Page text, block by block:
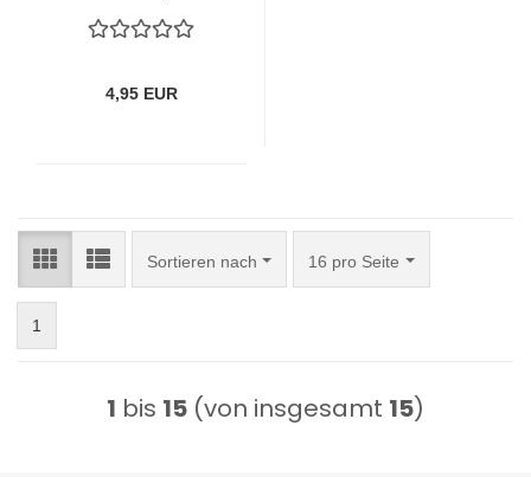
4,95 EUR
Sortieren nach
Sortieren nach 16 pro Seite
pro Seite
1
1 bis 15 (von insgesamt 15)